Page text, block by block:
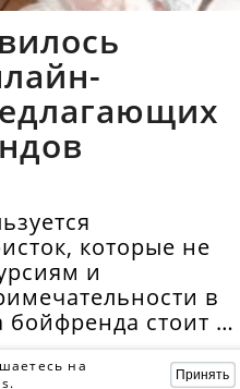
которые не
и
в
бойфренда стоит в
на
Принять